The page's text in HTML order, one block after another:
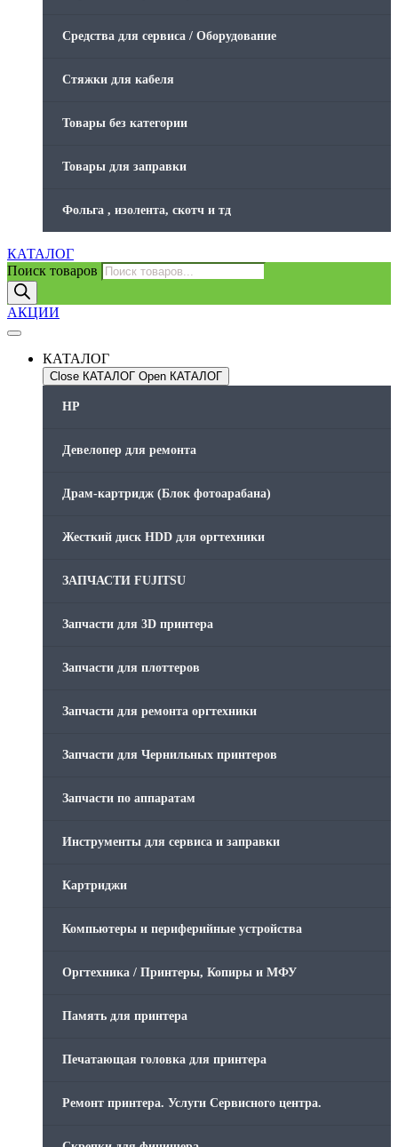
Средства для сервиса / Оборудование
Стяжки для кабеля
Товары без категории
Товары для заправки
Фольга , изолента, скотч и тд
КАТАЛОГ
Поиск товаров
АКЦИИ
КАТАЛОГ
Close КАТАЛОГ Open КАТАЛОГ
HP
Девелопер для ремонта
Драм-картридж (Блок фотоарабана)
Жесткий диск HDD для оргтехники
ЗАПЧАСТИ FUJITSU
Запчасти для 3D принтера
Запчасти для плоттеров
Запчасти для ремонта оргтехники
Запчасти для Чернильных принтеров
Запчасти по аппаратам
Инструменты для сервиса и заправки
Картриджи
Компьютеры и периферийные устройства
Оргтехника / Принтеры, Копиры и МФУ
Память для принтера
Печатающая головка для принтера
Ремонт принтера. Услуги Сервисного центра.